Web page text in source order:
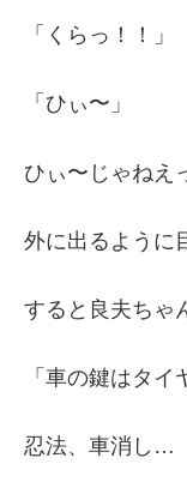
「くらっ！！」
「ひぃ〜」
ひぃ〜じゃねえ
外に出るように
すると良夫ちゃ
「車の鍵はタイ
忍法、車消し…